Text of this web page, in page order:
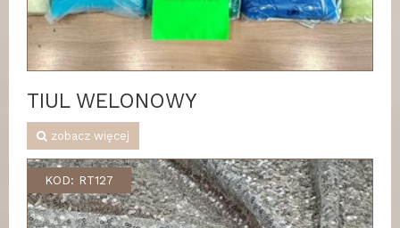
TIUL WELONOWY
zobacz więcej
KOD: RT127